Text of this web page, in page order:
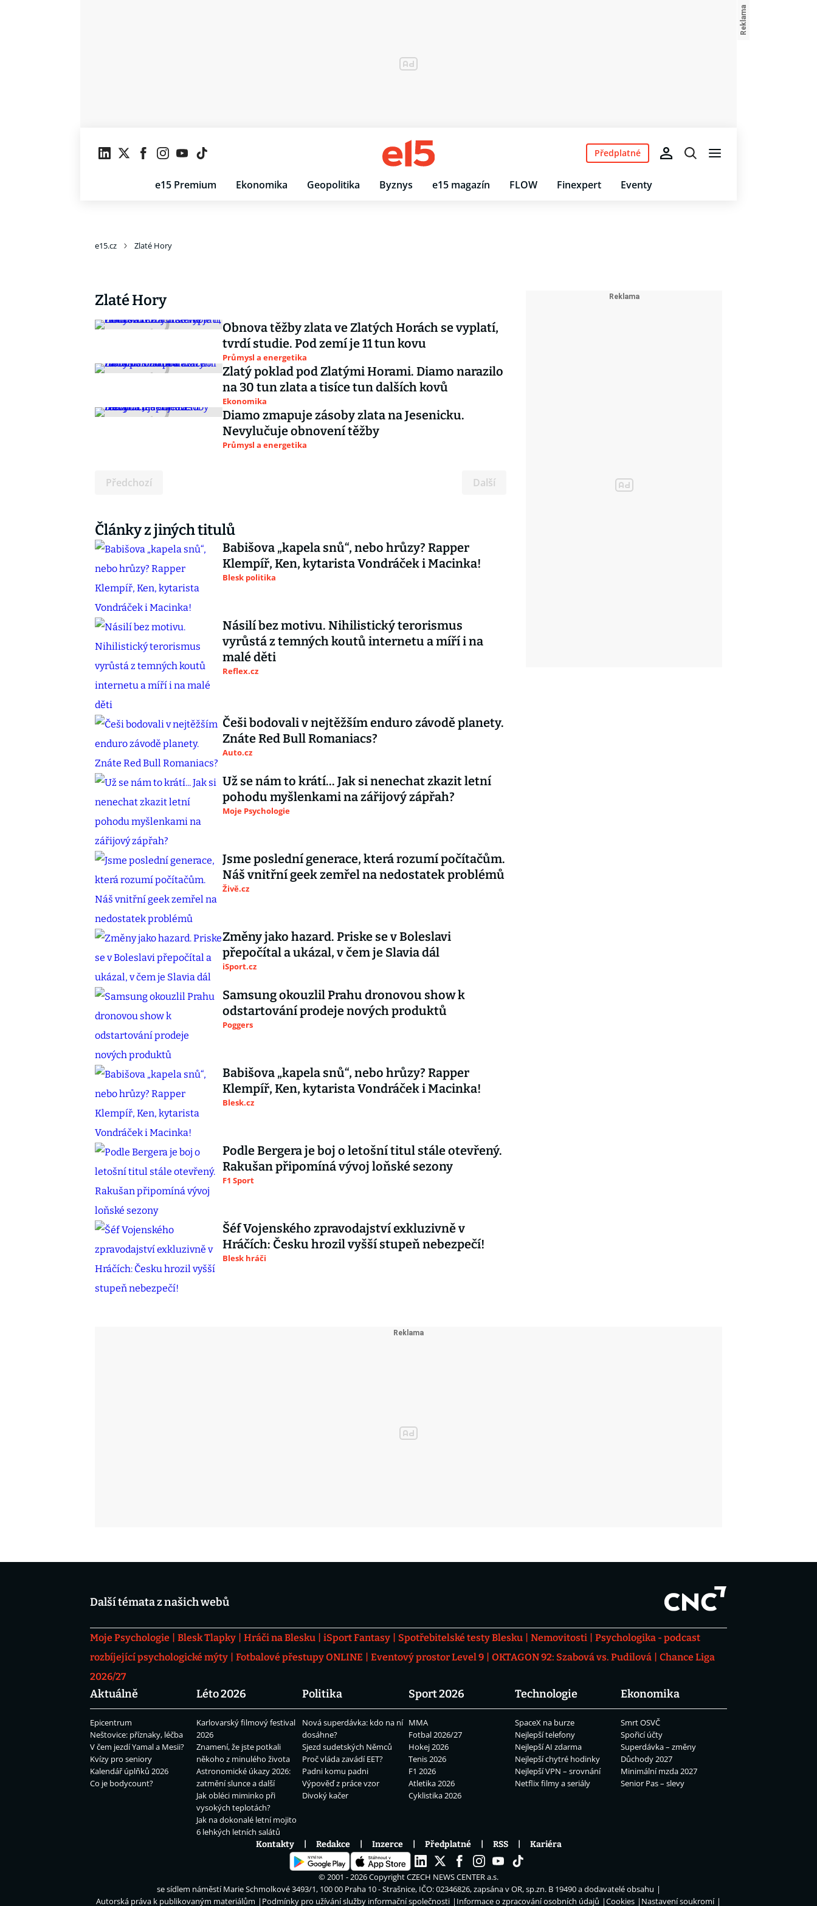
e15 Premium Ekonomika Geopolitika Byznys e15 magazín FLOW Finexpert Eventy
Předplatné
e15.cz Zlaté Hory
Zlaté Hory
Obnova těžby zlata ve Zlatých Horách se vyplatí,
tvrdí studie. Pod zemí je 11 tun kovu
Průmysl a energetika
Zlatý poklad pod Zlatými Horami. Diamo narazilo
na 30 tun zlata a tisíce tun dalších kovů
Ekonomika
Diamo zmapuje zásoby zlata na Jesenicku.
Nevylučuje obnovení těžby
Průmysl a energetika
Předchozí Další
Články z jiných titulů
Babišova „kapela snů“, nebo hrůzy? Rapper
Klempíř, Ken, kytarista Vondráček i Macinka!
Blesk politika
Násilí bez motivu. Nihilistický terorismus
vyrůstá z temných koutů internetu a míří i na
malé děti
Reflex.cz
Češi bodovali v nejtěžším enduro závodě planety.
Znáte Red Bull Romaniacs?
Auto.cz
Už se nám to krátí... Jak si nenechat zkazit letní
pohodu myšlenkami na zářijový zápřah?
Moje Psychologie
Jsme poslední generace, která rozumí počítačům.
Náš vnitřní geek zemřel na nedostatek problémů
Živě.cz
Změny jako hazard. Priske se v Boleslavi
přepočítal a ukázal, v čem je Slavia dál
iSport.cz
Samsung okouzlil Prahu dronovou show k
odstartování prodeje nových produktů
Poggers
Babišova „kapela snů“, nebo hrůzy? Rapper
Klempíř, Ken, kytarista Vondráček i Macinka!
Blesk.cz
Podle Bergera je boj o letošní titul stále otevřený.
Rakušan připomíná vývoj loňské sezony
F1 Sport
Šéf Vojenského zpravodajství exkluzivně v
Hráčích: Česku hrozil vyšší stupeň nebezpečí!
Blesk hráči
Další témata z našich webů
Moje Psychologie Blesk Tlapky Hráči na Blesku iSport Fantasy Spotřebitelské testy Blesku Nemovitosti
Psychologika - podcast
rozbíjející psychologické mýty
Fotbalové přestupy ONLINE Eventový prostor Level 9 OKTAGON 92: Szabová vs. Pudilová
Chance Liga
2026/27
Aktuálně
Epicentrum
Neštovice: příznaky, léčba
V čem jezdí Yamal a Mesii?
Kvízy pro seniory
Kalendář úplňků 2026
Co je bodycount?
Léto 2026
Karlovarský filmový festival
2026
Znamení, že jste potkali
někoho z minulého života
Astronomické úkazy 2026:
zatmění slunce a další
Jak obléci miminko při
vysokých teplotách?
Jak na dokonalé letní mojito
6 lehkých letních salátů
Politika
Nová superdávka: kdo na ní
dosáhne?
Sjezd sudetských Němců
Proč vláda zavádí EET?
Padni komu padni
Výpověď z práce vzor
Divoký kačer
Sport 2026
MMA
Fotbal 2026/27
Hokej 2026
Tenis 2026
F1 2026
Atletika 2026
Cyklistika 2026
Technologie
SpaceX na burze
Nejlepší telefony
Nejlepší AI zdarma
Nejlepší chytré hodinky
Nejlepší VPN – srovnání
Netflix filmy a seriály
Ekonomika
Smrt OSVČ
Spořicí účty
Superdávka – změny
Důchody 2027
Minimální mzda 2027
Senior Pas – slevy
Kontakty Redakce Inzerce Předplatné RSS Kariéra
© 2001 - 2026 CopyrightCZECH NEWS CENTER a.s.
se sídlem náměstí Marie Schmolkové 3493/1, 100 00 Praha 10 - Strašnice, IČO: 02346826, zapsána v OR, sp.zn. B 19490 a dodavatelé obsahu
Autorská práva k publikovaným materiálům
Podmínky pro užívání služby informační společnosti Informace o zpracování osobních údajů Cookies Nastavení soukromí